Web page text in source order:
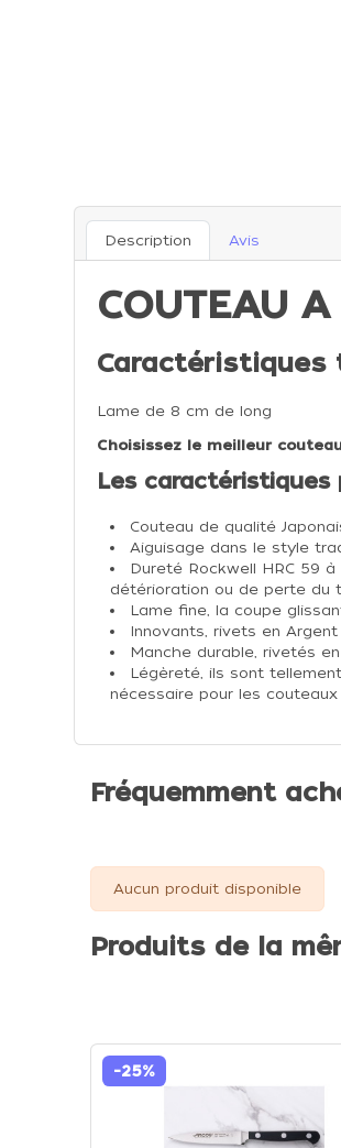
Description Avis
COUTEAU
Caractéristiques
Lame de 8 cm de long
Choisissez le meilleur
Les
Couteau de qualité
Aiguisage dans le style
Dureté Rockwell HRC 59
détérioration ou de perte du
Lame fine, la coupe
Innovants, rivets en
Manche durable, rivetés
Légèreté, ils sont
nécessaire pour les
Fréquemment
Aucun produit disponible
Produits de la
-25%